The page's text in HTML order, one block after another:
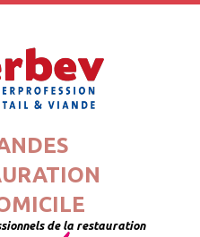
de la restauration